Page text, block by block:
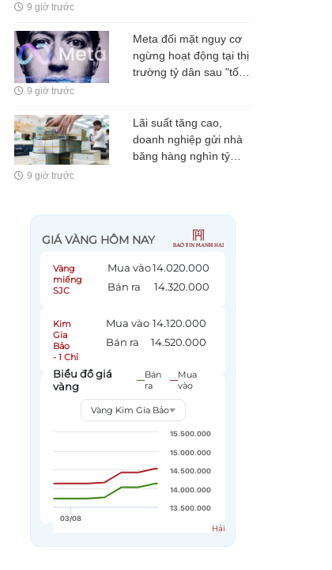
9 giờ trước
Meta đối mặt nguy cơ
ngừng hoạt động tại thị
trường tỷ dân sau "tối
9 giờ trước
Lãi suất tăng cao,
doanh nghiệp gửi nhà
băng hàng nghìn tỷ
9 giờ trước